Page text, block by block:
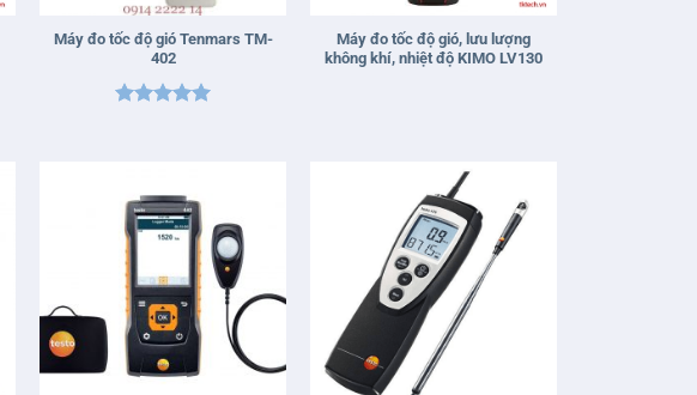
Máy đo tốc độ gió Tenmars TM-
402
Máy đo tốc độ gió, lưu lượng
không khí, nhiệt độ KIMO LV130
+